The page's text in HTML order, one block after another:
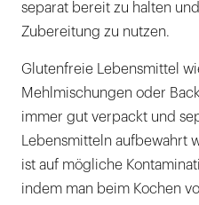
separat bereit zu halten
Zubereitung zu nutzen.
Glutenfreie Lebensmittel
Mehlmischungen oder
immer gut verpackt und
Lebensmitteln aufbewahrt
ist auf mögliche
indem man beim Kochen